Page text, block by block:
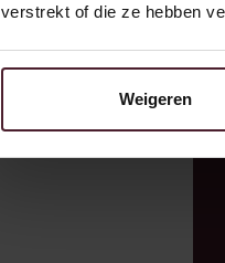
verstrekt of die ze hebben
Weigeren